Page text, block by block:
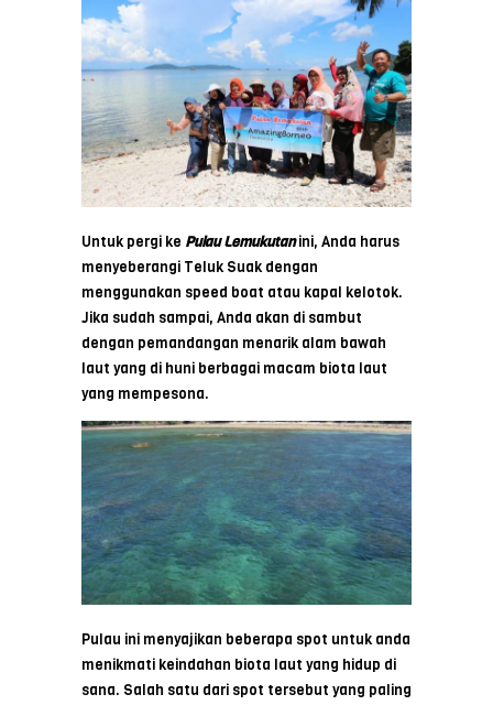
Untuk pergi ke Pulau Lemukutanini, Anda harus
menyeberangi Teluk Suak dengan
menggunakan speed boat atau kapal kelotok.
Jika sudah sampai, Anda akan di sambut
dengan pemandangan menarik alam bawah
laut yang di huni berbagai macam biota laut
yang mempesona.
Pulau ini menyajikan beberapa spot untuk anda
menikmati keindahan biota laut yang hidup di
sana. Salah satu dari spot tersebut yang paling